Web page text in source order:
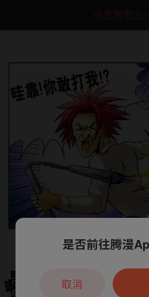
点击加载上
本章节仅支持App阅
户7天免
是否前往腾漫
取消